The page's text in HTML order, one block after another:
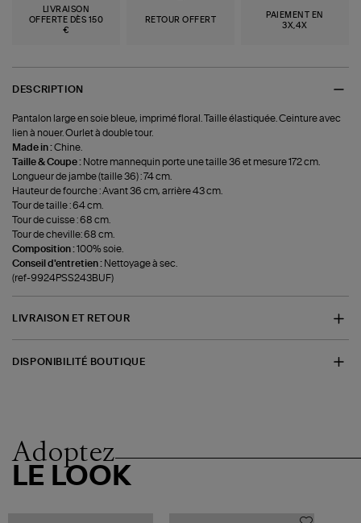
LIVRAISON
OFFERTE DÈS 150
€
RETOUR OFFERT
PAIEMENT EN
3X,4X
DESCRIPTION
Pantalon large en soie bleue, imprimé floral. Taille élastiquée. Ceinture avec
lien à nouer. Ourlet à double tour.
Made in :Chine.
Taille & Coupe : Notre mannequin porte une taille 36 et mesure 172 cm.
Longueur de jambe (taille 36) : 74 cm.
Hauteur de fourche : Avant 36 cm, arrière 43 cm.
Tour de taille : 64 cm.
Tour de cuisse : 68 cm.
Tour de cheville: 68 cm.
Composition :100% soie.
Conseil d'entretien : Nettoyage à sec.
(ref-9924PSS243BUF)
LIVRAISON ET RETOUR
DISPONIBILITÉ BOUTIQUE
Adoptez
LE LOOK